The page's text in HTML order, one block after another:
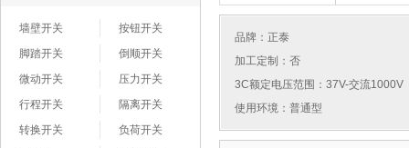
墙壁开关
按钮开关
脚踏开关
倒顺开关
微动开关
压力开关
行程开关
隔离开关
转换开关
负荷开关
品牌： 正泰
加工定制：否
3C额定电压范围：37V-交流1000V
使用环境：普通型